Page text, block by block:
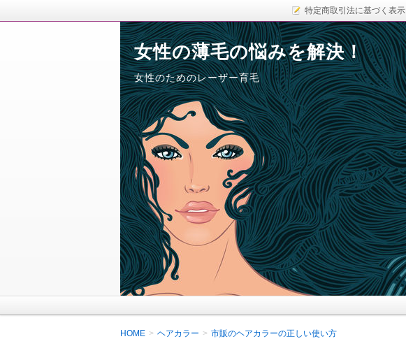
特定商取引法に基づく表示
女性の薄毛の悩みを解決！
女性のためのレーザー育毛
HOME ヘアカラー 市販のヘアカラーの正しい使い方